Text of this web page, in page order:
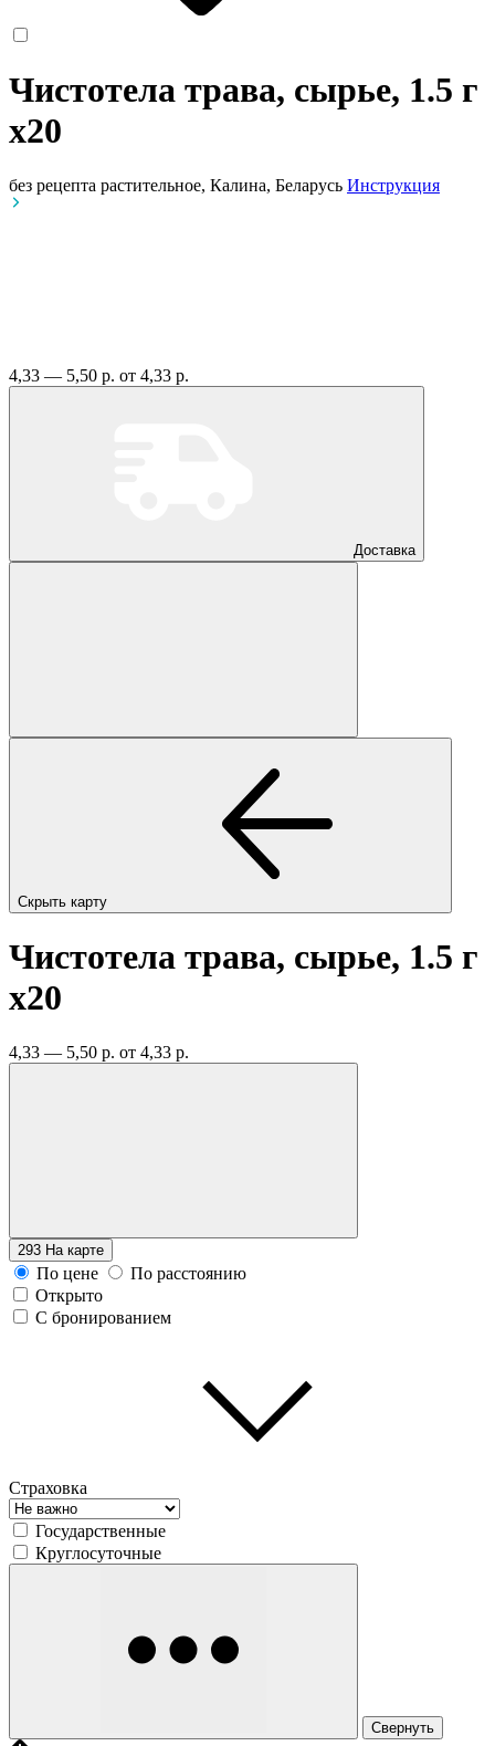
Чистотела трава, сырье, 1.5 г
x20
без рецепта растительное, Калина, Беларусь Инструкция
4,33 — 5,50 р. от 4,33 р.
Доставка
Скрыть карту
Чистотела трава, сырье, 1.5 г
x20
4,33 — 5,50 р. от 4,33 р.
293 На карте
По цене
По расстоянию
Открыто
С бронированием
Страховка
Государственные
Круглосуточные
Свернуть